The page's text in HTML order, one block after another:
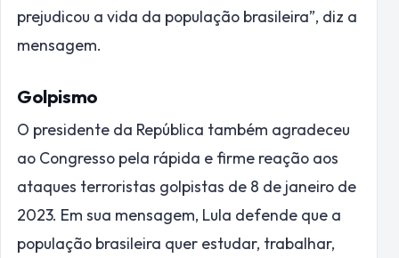
prejudicou a vida da população brasileira”, diz a
mensagem.
Golpismo
O presidente da República também agradeceu
ao Congresso pela rápida e firme reação aos
ataques terroristas golpistas de 8 de janeiro de
2023. Em sua mensagem, Lula defende que a
população brasileira quer estudar, trabalhar,